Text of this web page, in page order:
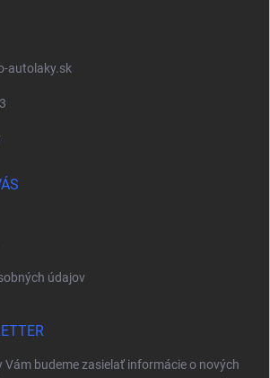
autolaky.sk
údajov
Vám budeme zasielať informácie o nových